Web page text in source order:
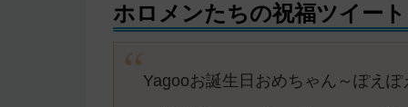
ホロメンたちの祝福ツイート
Yagooお誕生日おめちゃん～ぽえぽ